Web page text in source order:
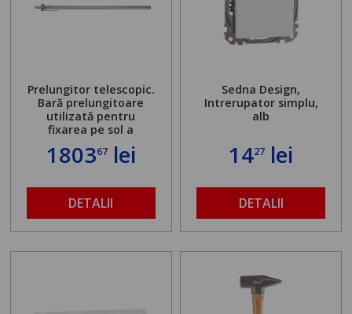
Prelungitor telescopic.
Bară prelungitoare
utilizată pentru
fixarea pe sol a
standului mașinii de
găurit în locul
maximă admisă de 500
kg și înălțime reglabilă
de la 1,8 la 2,9 m
180367lei
DETALII
Sedna Design,
Intrerupator simplu,
alb
1427 lei
DETALII